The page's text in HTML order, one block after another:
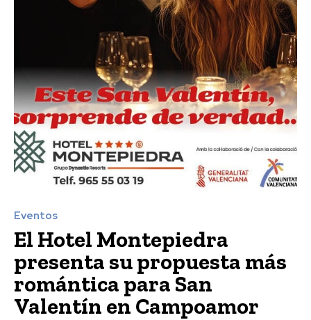
Eventos
El Hotel Montepiedra
presenta su propuesta más
romántica para San
Valentín en Campoamor